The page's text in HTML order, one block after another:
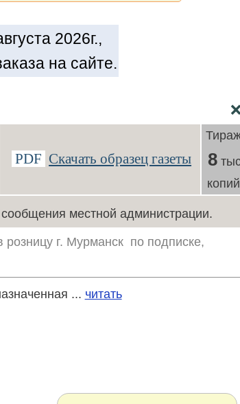
2026г.,
на сайте.
PDF Скачать образец газеты 8
копий
местной администрации.
розницу г. Мурманск по подписке,
... читать